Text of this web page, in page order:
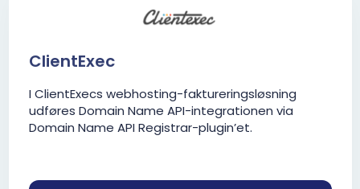
ClientExec
I ClientExecs webhosting-faktureringsløsning
udføres Domain Name API-integrationen via
Domain Name API Registrar-plugin’et.